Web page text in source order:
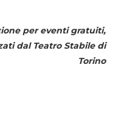
per eventi gratuiti,
dal Teatro Stabile di
Torino